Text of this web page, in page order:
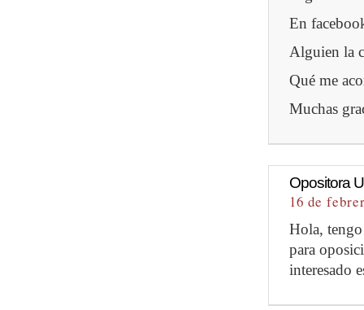
En
Alguien la
Qué me
Muchas
Opositora
16 de
Hola,
para
interesado